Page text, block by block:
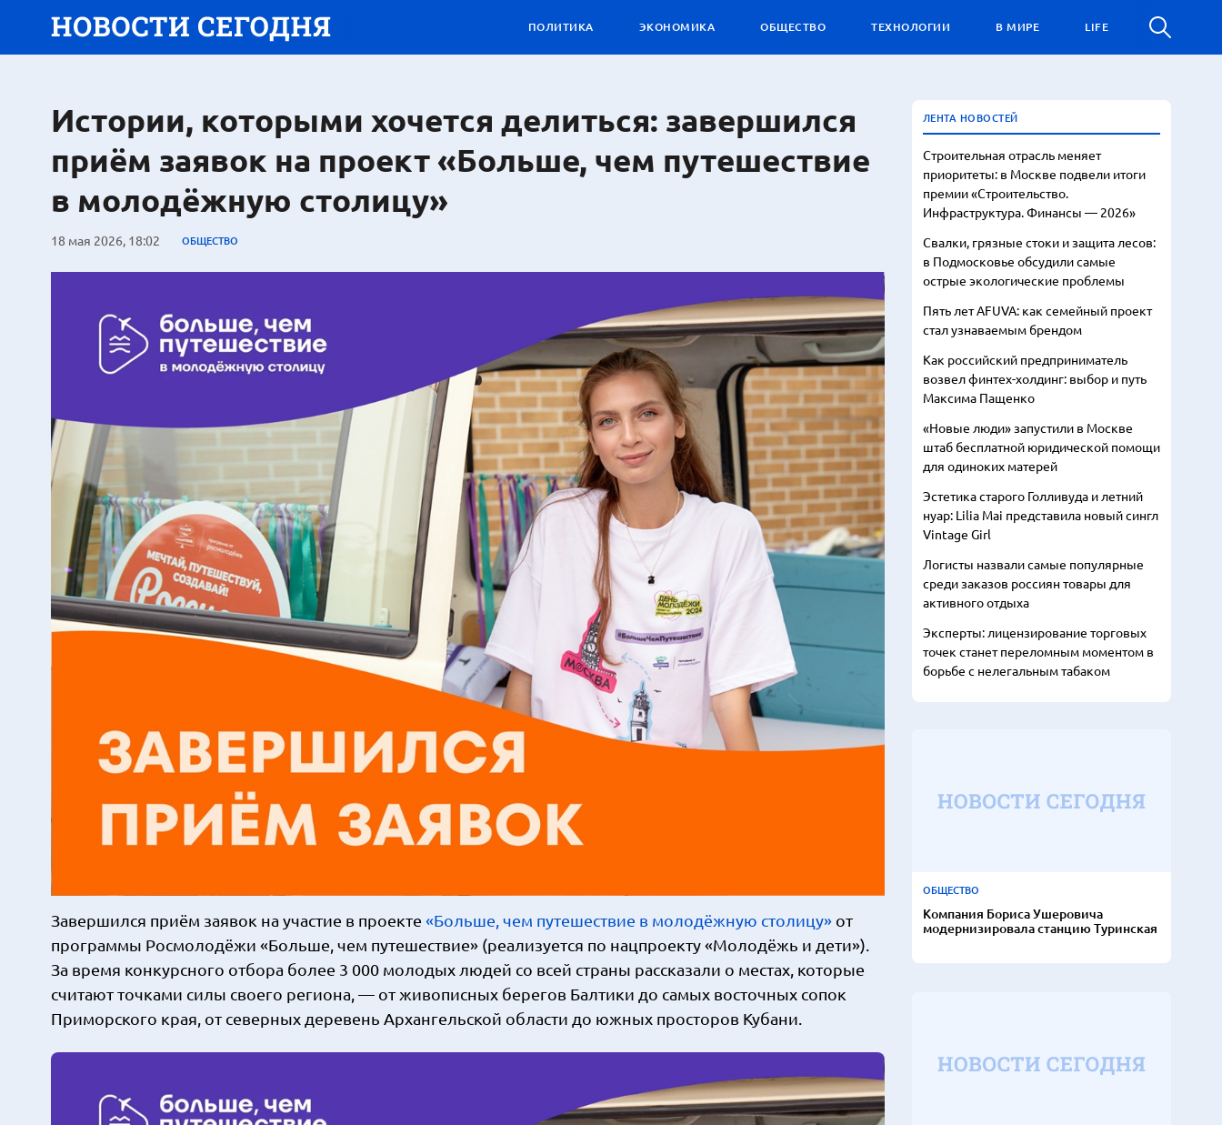
ПОЛИТИКА ЭКОНОМИКА ОБЩЕСТВО ТЕХНОЛОГИИ В МИРЕ LIFE
Истории, которыми хочется делиться: завершился
приём заявок на проект «Больше, чем путешествие
в молодёжную столицу»
18 мая 2026, 18:02 ОБЩЕСТВО
Завершился приём заявок на участие в проекте «Больше, чем путешествие в молодёжную столицу» от
программы Росмолодёжи «Больше, чем путешествие» (реализуется по нацпроекту «Молодёжь и дети»).
За время конкурсного отбора более 3 000 молодых людей со всей страны рассказали о местах, которые
считают точками силы своего региона, — от живописных берегов Балтики до самых восточных сопок
Приморского края, от северных деревень Архангельской области до южных просторов Кубани.
ЛЕНТА НОВОСТЕЙ
Строительная отрасль меняет
приоритеты: в Москве подвели итоги
премии «Строительство.
Инфраструктура. Финансы — 2026»
Свалки, грязные стоки и защита лесов:
в Подмосковье обсудили самые
острые экологические проблемы
Пять лет AFUVA: как семейный проект
стал узнаваемым брендом
Как российский предприниматель
возвел финтех-холдинг: выбор и путь
Максима Пащенко
«Новые люди» запустили в Москве
штаб бесплатной юридической помощи
для одиноких матерей
Эстетика старого Голливуда и летний
нуар: Lilia Mai представила новый сингл
Vintage Girl
Логисты назвали самые популярные
среди заказов россиян товары для
активного отдыха
Эксперты: лицензирование торговых
точек станет переломным моментом в
борьбе с нелегальным табаком
ОБЩЕСТВО
Компания Бориса Ушеровича
модернизировала станцию Туринская